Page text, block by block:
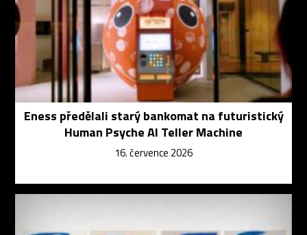
Eness předělali starý bankomat na futuristický
Human Psyche AI Teller Machine
16. července 2026